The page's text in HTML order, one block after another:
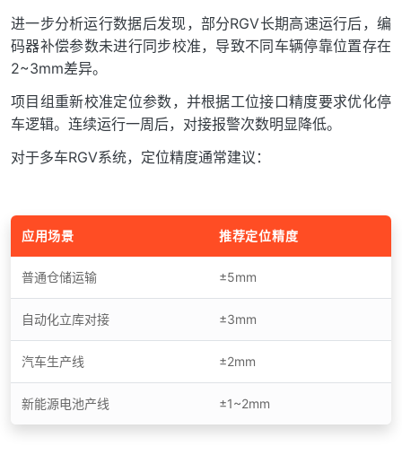
进一步分析运行数据后发现，部分RGV长期高速运行后，编
码器补偿参数未进行同步校准，导致不同车辆停靠位置存在
2~3mm差异。
项目组重新校准定位参数，并根据工位接口精度要求优化停
车逻辑。连续运行一周后，对接报警次数明显降低。
对于多车RGV系统，定位精度通常建议：
应用场景 推荐定位精度
普通仓储运输 ±5mm
自动化立库对接 ±3mm
汽车生产线 ±2mm
新能源电池产线 ±1~2mm